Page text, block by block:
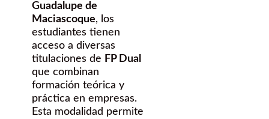
Guadalupe de
Maciascoque, los
estudiantes tienen
acceso a diversas
titulaciones de FP Dual
que combinan
formación teórica y
práctica en empresas.
Esta modalidad permite